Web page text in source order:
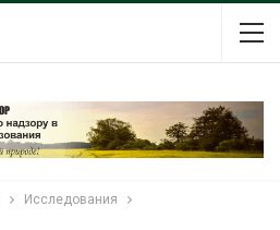
Исследования